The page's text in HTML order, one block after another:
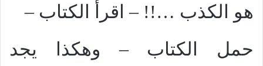
هو الكذب …!! – اقرأ الكتاب –
حمل الكتاب – وهكذا يجد